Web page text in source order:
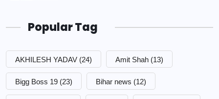
Popular Tag
AKHILESH YADAV (24) Amit Shah (13)
Bigg Boss 19 (23) Bihar news (12)